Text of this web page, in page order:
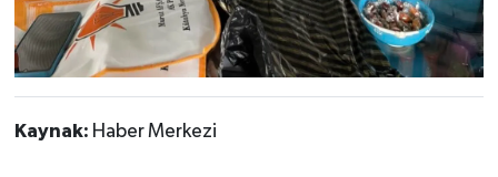
Kaynak: Haber Merkezi